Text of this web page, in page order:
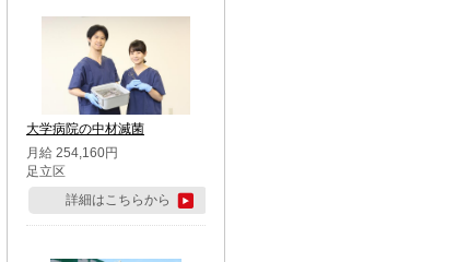
大学病院の中材滅菌
月給 254,160円
足立区
詳細はこちらから